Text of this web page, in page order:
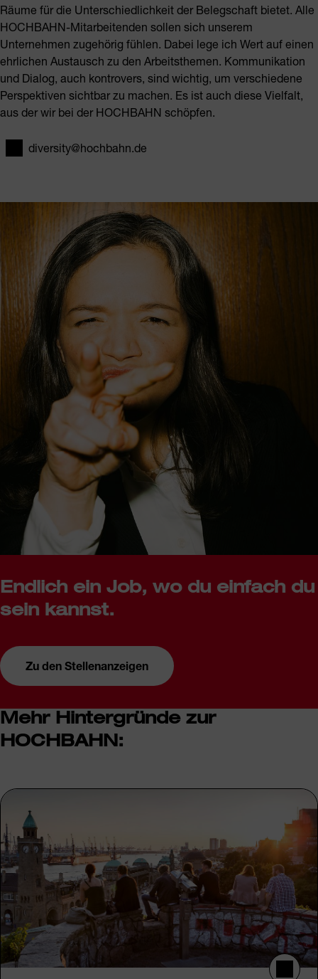
Räume für die Unterschiedlichkeit der Belegschaft bietet. Alle
HOCHBAHN-Mitarbeitenden sollen sich unserem
Unternehmen zugehörig fühlen. Dabei lege ich Wert auf einen
ehrlichen Austausch zu den Arbeitsthemen. Kommunikation
und Dialog, auch kontrovers, sind wichtig, um verschiedene
Perspektiven sichtbar zu machen. Es ist auch diese Vielfalt,
aus der wir bei der HOCHBAHN schöpfen.
E-Mail
diversity@hochbahn.de
Endlich ein Job, wo du einfach du
sein kannst.
Zu den Stellenanzeigen
Mehr Hintergründe zur
HOCHBAHN: